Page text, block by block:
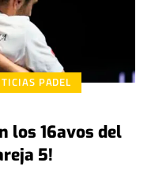
PADEL
los 16avos del
5!